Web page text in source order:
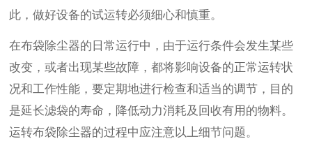
此，做好设备的试运转必须细心和慎重。
在布袋除尘器的日常运行中，由于运行条件会发生某些
改变，或者出现某些故障，都将影响设备的正常运转状
况和工作性能，要定期地进行检查和适当的调节，目的
是延长滤袋的寿命，降低动力消耗及回收有用的物料。
运转布袋除尘器的过程中应注意以上细节问题。